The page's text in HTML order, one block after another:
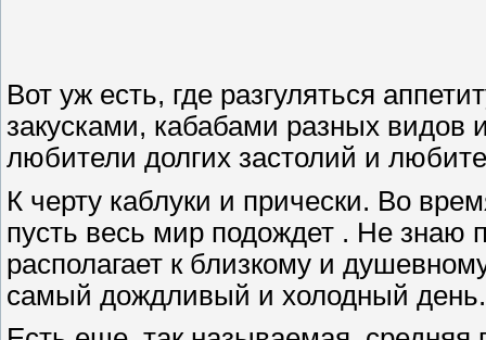
Вот уж есть, где разгуляться
закусками, кабабами разных
любители долгих застолий и
К черту каблуки и прически. Во
пусть весь мир подождет . Не знаю
располагает к близкому и
самый дождливый и холодный день.